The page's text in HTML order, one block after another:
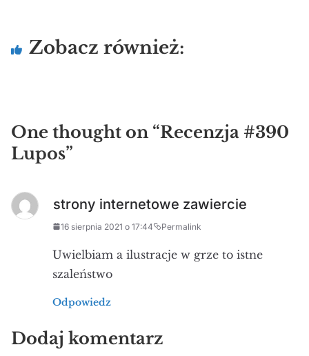
Zobacz również:
One thought on “Recenzja #390
Lupos”
strony internetowe zawiercie
16 sierpnia 2021 o 17:44 Permalink
Uwielbiam a ilustracje w grze to istne
szaleństwo
Odpowiedz
Dodaj komentarz